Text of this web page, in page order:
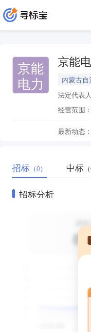
京能
电力
京能
内蒙古
法定代表
经营范围：
最新动态：
招标 （0） 中标
招标分析